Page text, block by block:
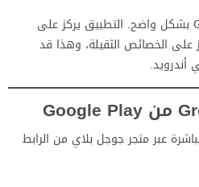
وهنا تحديدًا تظهر فكرة Grok AI بشكل واضح. التطبيق يركز على
على الخصائص الثقيلة، وهذا قد
عبر متجر جوجل بلاي من الرابط